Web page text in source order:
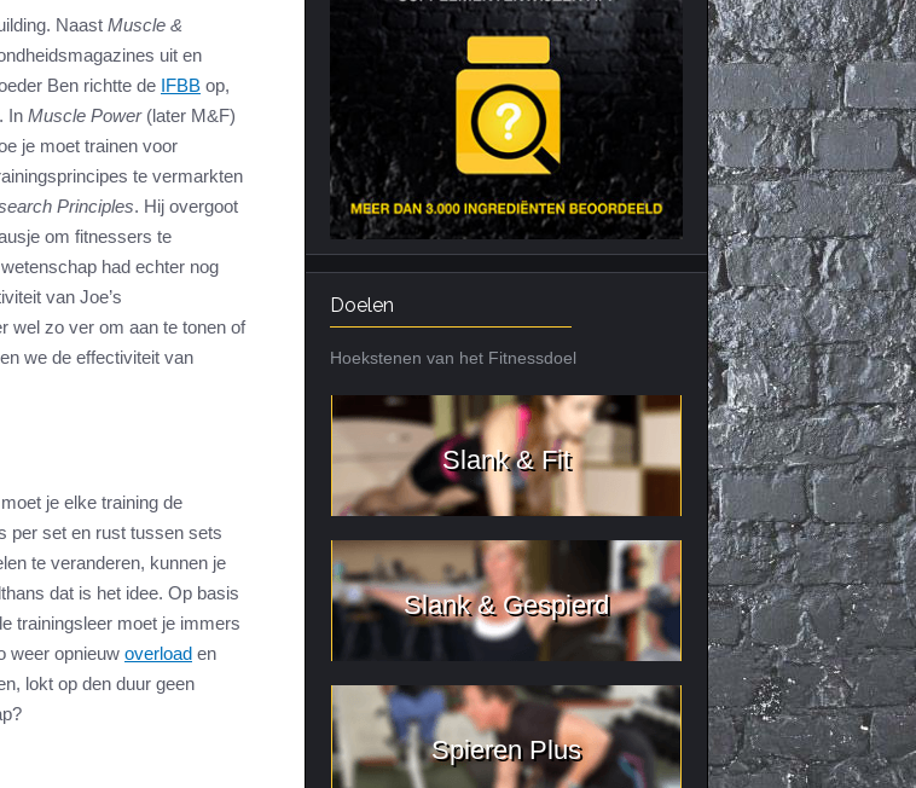
kracht
10
Nutriënt Timing
Veel gestelde vragen
Citrus Aurantium
Tribulus Terrestris
Vitaminen en
mineralen
Weight Gainers
Nieuws archief
Naast Muscle &
uit en
Ben richtte de IFBB op,
In Muscle Power(later M&F)
je moet trainen voor
te vermarkten
Principles. Hij overgoot
om fitnessers te
had echter nog
van Joe’s
wel zo ver om aan te tonen of
we de effectiviteit van
je elke training de
per set en rust tussen sets
te veranderen, kunnen je
dat is het idee. Op basis
trainingsleer moet je immers
weer opnieuw overload en
lokt op den duur geen
Doelen
Hoekstenen van het Fitnessdoel
Slank & Fit
Slank & Gespierd
Spieren Plus